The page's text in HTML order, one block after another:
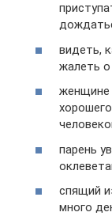
видеть,
жалеть
женщине
парень
спящий
много